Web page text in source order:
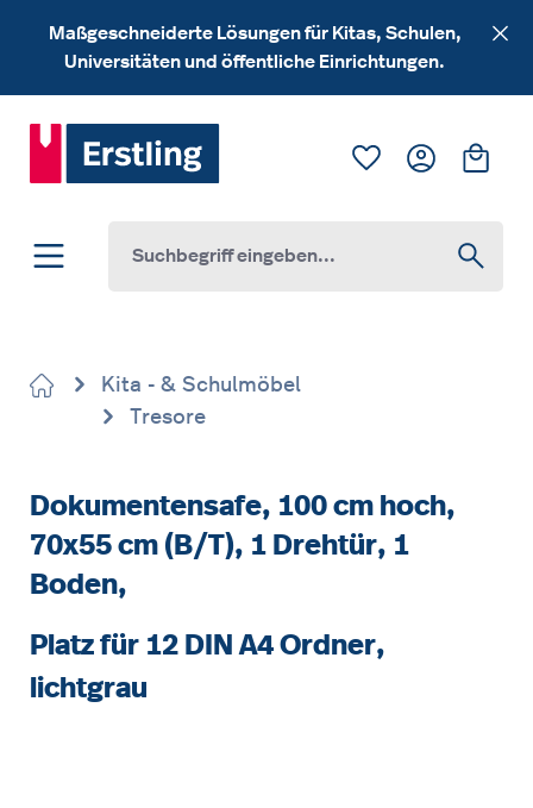
Zum Hauptinhalt springen
Maßgeschneiderte Lösungen für Kitas, Schulen,
Universitäten und öffentliche Einrichtungen.
Du hast 0
Kita - & Schulmöbel
Tresore
Dokumentensafe, 100 cm hoch,
70x55 cm (B/T), 1 Drehtür, 1
Boden,
Platz für 12 DIN A4 Ordner,
lichtgrau